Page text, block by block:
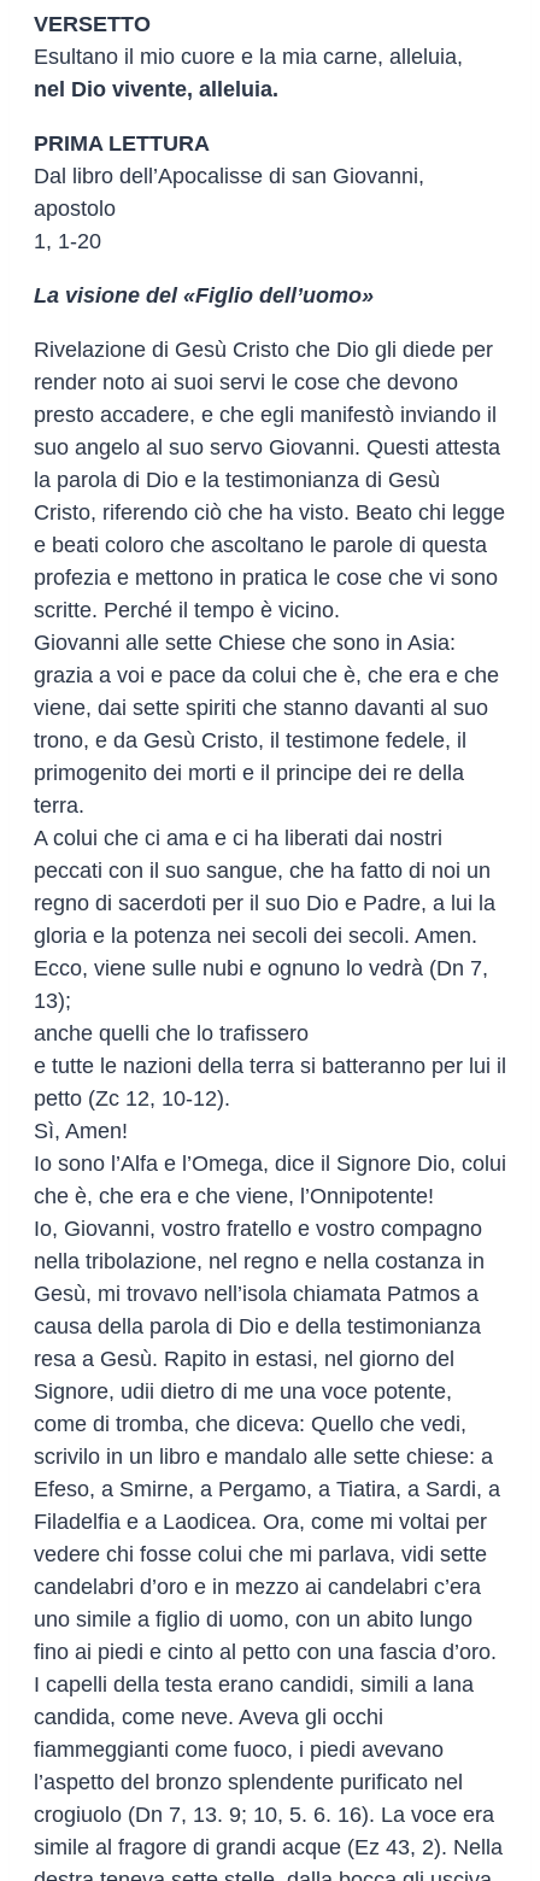
VERSETTO
Esultano il mio cuore e la mia carne, alleluia,
nel Dio vivente, alleluia.
PRIMA LETTURA
Dal libro dell’Apocalisse di san Giovanni,
apostolo
1, 1-20
La visione del «Figlio dell’uomo»
Rivelazione di Gesù Cristo che Dio gli diede per
render noto ai suoi servi le cose che devono
presto accadere, e che egli manifestò inviando il
suo angelo al suo servo Giovanni. Questi attesta
la parola di Dio e la testimonianza di Gesù
Cristo, riferendo ciò che ha visto. Beato chi legge
e beati coloro che ascoltano le parole di questa
profezia e mettono in pratica le cose che vi sono
scritte. Perché il tempo è vicino.
Giovanni alle sette Chiese che sono in Asia:
grazia a voi e pace da colui che è, che era e che
viene, dai sette spiriti che stanno davanti al suo
trono, e da Gesù Cristo, il testimone fedele, il
primogenito dei morti e il principe dei re della
terra.
A colui che ci ama e ci ha liberati dai nostri
peccati con il suo sangue, che ha fatto di noi un
regno di sacerdoti per il suo Dio e Padre, a lui la
gloria e la potenza nei secoli dei secoli. Amen.
Ecco, viene sulle nubi e ognuno lo vedrà (Dn 7,
13);
anche quelli che lo trafissero
e tutte le nazioni della terra si batteranno per lui il
petto (Zc 12, 10-12).
Sì, Amen!
Io sono l’Alfa e l’Omega, dice il Signore Dio, colui
che è, che era e che viene, l’Onnipotente!
Io, Giovanni, vostro fratello e vostro compagno
nella tribolazione, nel regno e nella costanza in
Gesù, mi trovavo nell’isola chiamata Patmos a
causa della parola di Dio e della testimonianza
resa a Gesù. Rapito in estasi, nel giorno del
Signore, udii dietro di me una voce potente,
come di tromba, che diceva: Quello che vedi,
scrivilo in un libro e mandalo alle sette chiese: a
Efeso, a Smirne, a Pergamo, a Tiatira, a Sardi, a
Filadelfia e a Laodicea. Ora, come mi voltai per
vedere chi fosse colui che mi parlava, vidi sette
candelabri d’oro e in mezzo ai candelabri c’era
uno simile a figlio di uomo, con un abito lungo
fino ai piedi e cinto al petto con una fascia d’oro.
I capelli della testa erano candidi, simili a lana
candida, come neve. Aveva gli occhi
fiammeggianti come fuoco, i piedi avevano
l’aspetto del bronzo splendente purificato nel
crogiuolo (Dn 7, 13. 9; 10, 5. 6. 16). La voce era
simile al fragore di grandi acque (Ez 43, 2). Nella